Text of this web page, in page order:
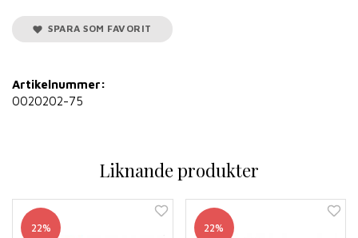
SPARA SOM FAVORIT
Artikelnummer:
0020202-75
Liknande produkter
22% 22%